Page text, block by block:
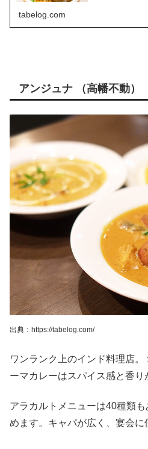
tabelog.com
アンジュナ （高幡不動）
出典：https://tabelog.com/
ワンランク上のインド料理店
ーマカレーはスパイス感と香り
アラカルトメニューは40種類
めます。キャパが広く、宴会に